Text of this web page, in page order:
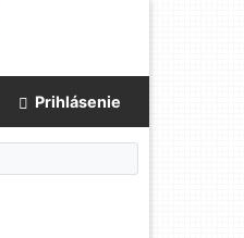
Prihlásenie